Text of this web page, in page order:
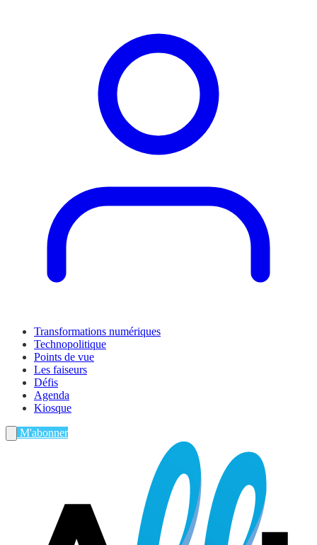
Transformations numériques
Technopolitique
Points de vue
Les faiseurs
Défis
Agenda
Kiosque
M'abonner